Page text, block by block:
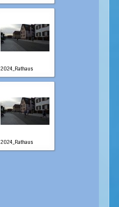
2024_Rathaus
2024_Rathaus